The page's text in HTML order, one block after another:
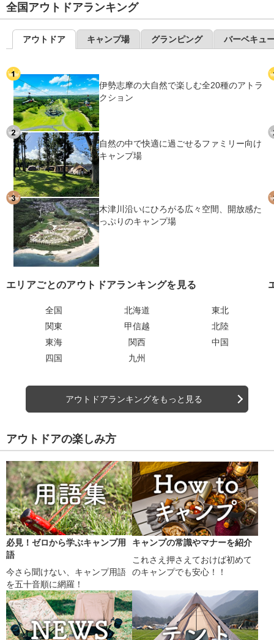
全国アウトドアランキング
アウトドア キャンプ場 グランピング バーベキュ
伊勢志摩の大自然で楽しむ全20種のアトラ
クション
自然の中で快適に過ごせるファミリー向け
キャンプ場
木津川沿いにひろがる広々空間、開放感た
っぷりのキャンプ場
エリアごとのアウトドアランキングを見る
全国 北海道
東北
関東
甲信越
北陸
東海
関西
中国
四国
九州
アウトドアランキングをもっと見る
アウトドアの楽しみ方
必見！ゼロから学ぶキャンプ用
語
今さら聞けない、キャンプ用語
を五十音順に網羅！
キャンプの常識やマナーを紹介
これさえ押さえておけば初めて
のキャンプでも安心！！